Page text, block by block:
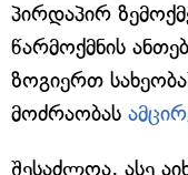
პირდაპირ
წარმოქმნის
ზოგიერთ
მოძრაობას
შესაძლოა, ასე